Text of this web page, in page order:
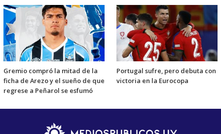
Gremio compró la mitad de la
ficha de Arezo y el sueño de que
regrese a Peñarol se esfumó
Portugal sufre, pero debuta con
victoria en la Eurocopa